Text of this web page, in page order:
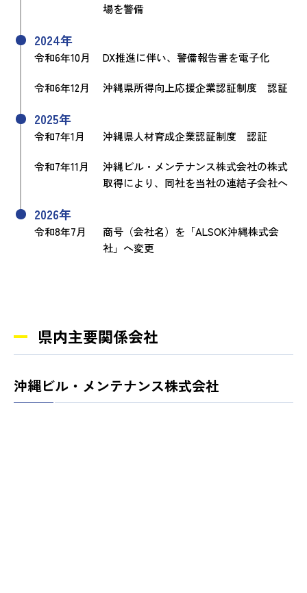
場を警備
2024年
令和6年10月 DX推進に伴い、警備報告書を電子化
令和6年12月 沖縄県所得向上応援企業認証制度 認証
2025年
令和7年1月 沖縄県人材育成企業認証制度 認証
令和7年11月
沖縄ビル・メンテナンス株式会社の株式
取得により、同社を当社の連結子会社へ
2026年
令和8年7月
商号（会社名）を「ALSOK沖縄株式会
社」へ変更
県内主要関係会社
沖縄ビル・メンテナンス株式会社